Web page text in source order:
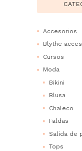
Accesorios
Blythe
Cursos
Moda
Bikini
Blusa
Chaleco
Faldas
Salida de
Tops